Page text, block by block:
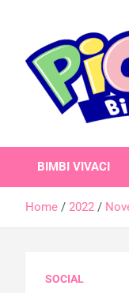
BIMBI VIVACI
Home 2022
SOCIAL